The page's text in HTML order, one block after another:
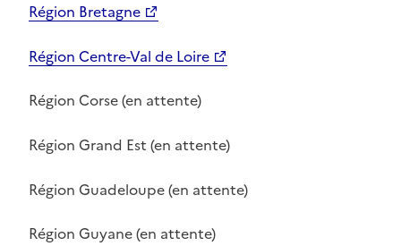
Région Bretagne
Région Centre-Val de Loire
Région Corse (en attente)
Région Grand Est (en attente)
Région Guadeloupe (en attente)
Région Guyane (en attente)